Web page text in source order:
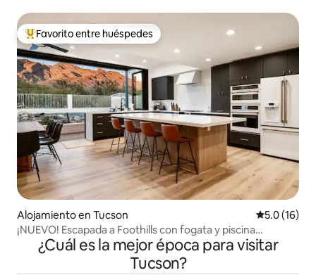
Favorito entre huéspedes preferido
Favorito entre huéspedes
Alojamiento en Tucson Calificación
5.0 (16)
¡NUEVO! Escapada a Foothills con fogata y piscina
climatizada incluida
¿Cuál es la mejor época para visitar
Tucson?